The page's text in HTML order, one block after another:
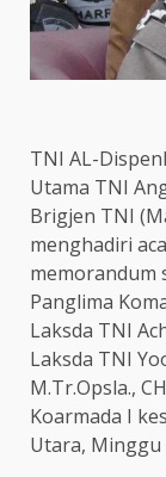
TNI AL-
Utama TNI
Brigjen TNI
menghadiri
memorandum
Panglima
Laksda TNI
Laksda TNI
M.Tr.Opsla.,
Koarmada I
Utara, Minggu